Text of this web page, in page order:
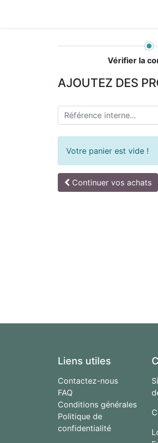
Vérifier la
AJOUTEZ DES
Votre panier est vide !
Continuer vos achats
Liens utiles
Contactez-nous
FAQ
Conditions générales
Politique de
confidentialité